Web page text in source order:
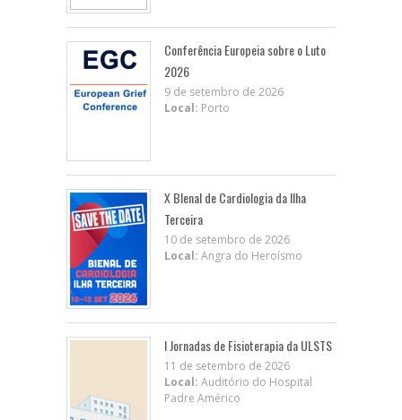
Conferência Europeia sobre o Luto
2026
9 de setembro de 2026
Local: Porto
X BIenal de Cardiologia da Ilha
Terceira
10 de setembro de 2026
Local: Angra do Heroísmo
I Jornadas de Fisioterapia da ULSTS
11 de setembro de 2026
Local: Auditório do Hospital
Padre Américo